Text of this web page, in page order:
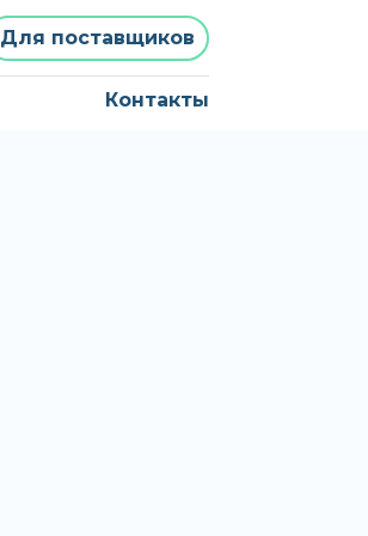
Для поставщиков
Контакты